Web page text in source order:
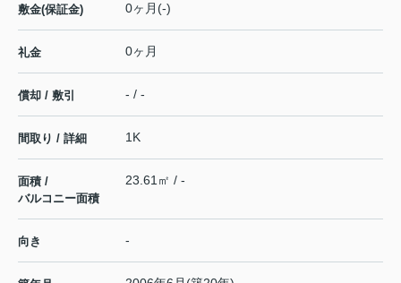
敷金(保証金) 0ヶ月(-)
礼金 0ヶ月
償却 / 敷引 - / -
間取り / 詳細 1K
面積 /
バルコニー面積
23.61㎡ / -
向き -